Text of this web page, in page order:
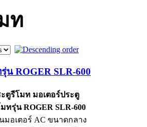
ท
น ROGER SLR-600
ตูรีโมท มอเตอร์ประตู
ทรุ่น ROGER SLR-600
มอเตอร์ AC ขนาดกลาง